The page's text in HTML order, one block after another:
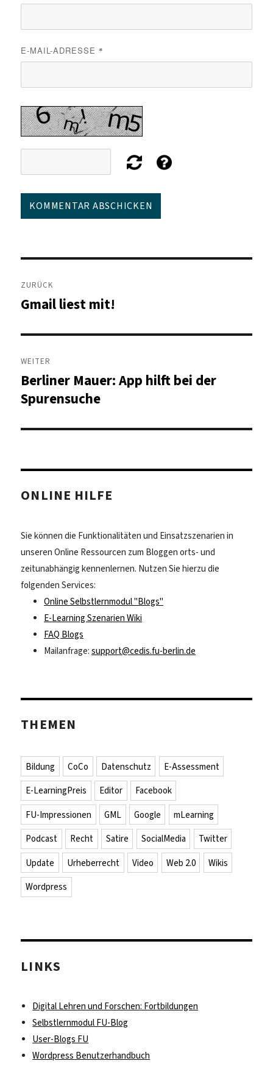
E-MAIL-ADRESSE *
Beitragsnavigation
ZURÜCK
Vorheriger
Gmail liest mit!
WEITER
Nächster
Beitrag:
Berliner Mauer: App hilft bei der
Spurensuche
ONLINE HILFE
Sie können die Funktionalitäten und Einsatzszenarien in
unseren Online Ressourcen zum Bloggen orts- und
zeitunabhängig kennenlernen. Nutzen Sie hierzu die
folgenden Services:
Online Selbstlernmodul "Blogs"
E-Learning Szenarien Wiki
FAQ Blogs
Mailanfrage: support@cedis.fu-berlin.de
THEMEN
Bildung CoCo Datenschutz
E-Assessment
E-LearningPreis
Editor
Facebook
FU-Impressionen
GML Google
mLearning
Podcast
Recht Satire SocialMedia
Twitter
Update
Urheberrecht Video Web 2.0
Wikis
Wordpress
LINKS
Digital Lehren und Forschen: Fortbildungen
Selbstlernmodul FU-Blog
User-Blogs FU
Wordpress Benutzerhandbuch